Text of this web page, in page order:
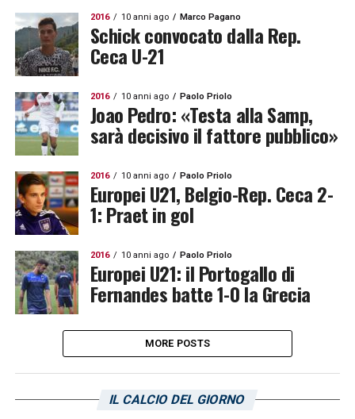
2016 10 anni ago Marco Pagano
Schick convocato dalla Rep.
Ceca U-21
2016 10 anni ago Paolo Priolo
Joao Pedro: «Testa alla Samp,
sarà decisivo il fattore pubblico»
2016 10 anni ago Paolo Priolo
Europei U21, Belgio-Rep. Ceca 2-
1: Praet in gol
2016 10 anni ago Paolo Priolo
Europei U21: il Portogallo di
Fernandes batte 1-0 la Grecia
MORE POSTS
IL CALCIO DEL GIORNO